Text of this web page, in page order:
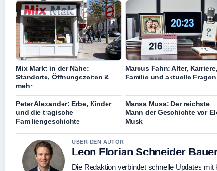
Mix Markt in der Nähe:
Standorte, Öffnungszeiten &
mehr
Marcus Fahn: Alter, Karriere,
Familie und aktuelle Fragen
Peter Alexander: Erbe, Kinder
und die tragische
Familiengeschichte
Mansa Musa: Der reichste
Mann der Geschichte vor
Musk
UBER DEN AUTOR
Leon Florian Schneider
Die Redaktion verbindet schnelle Updates mit